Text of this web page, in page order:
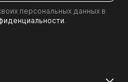
персональных данных в
.